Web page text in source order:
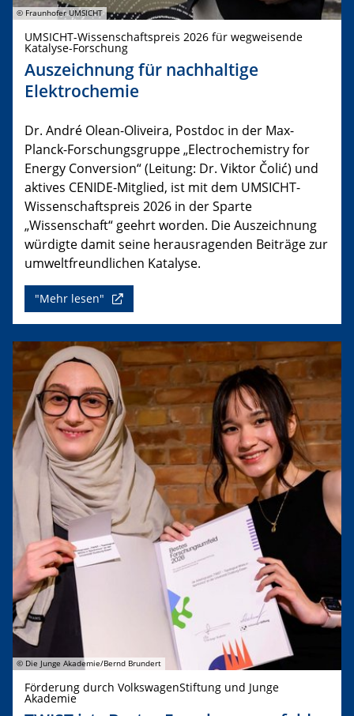
© Fraunhofer UMSICHT
UMSICHT-Wissenschaftspreis 2026 für wegweisende
Katalyse-Forschung
Auszeichnung für nachhaltige
Elektrochemie
Dr. André Olean-Oliveira, Postdoc in der Max-
Planck-Forschungsgruppe „Electrochemistry for
Energy Conversion“ (Leitung: Dr. Viktor Čolić) und
aktives CENIDE-Mitglied, ist mit dem UMSICHT-
Wissenschaftspreis 2026 in der Sparte
„Wissenschaft“ geehrt worden. Die Auszeichnung
würdigte damit seine herausragenden Beiträge zur
umweltfreundlichen Katalyse.
"Mehr lesen"
© Die Junge Akademie/Bernd Brundert
Förderung durch VolkswagenStiftung und Junge
Akademie